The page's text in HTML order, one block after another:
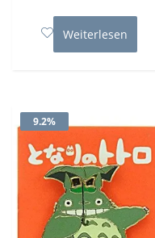
5
war:
3,99€
Weiterlesen
9.2%